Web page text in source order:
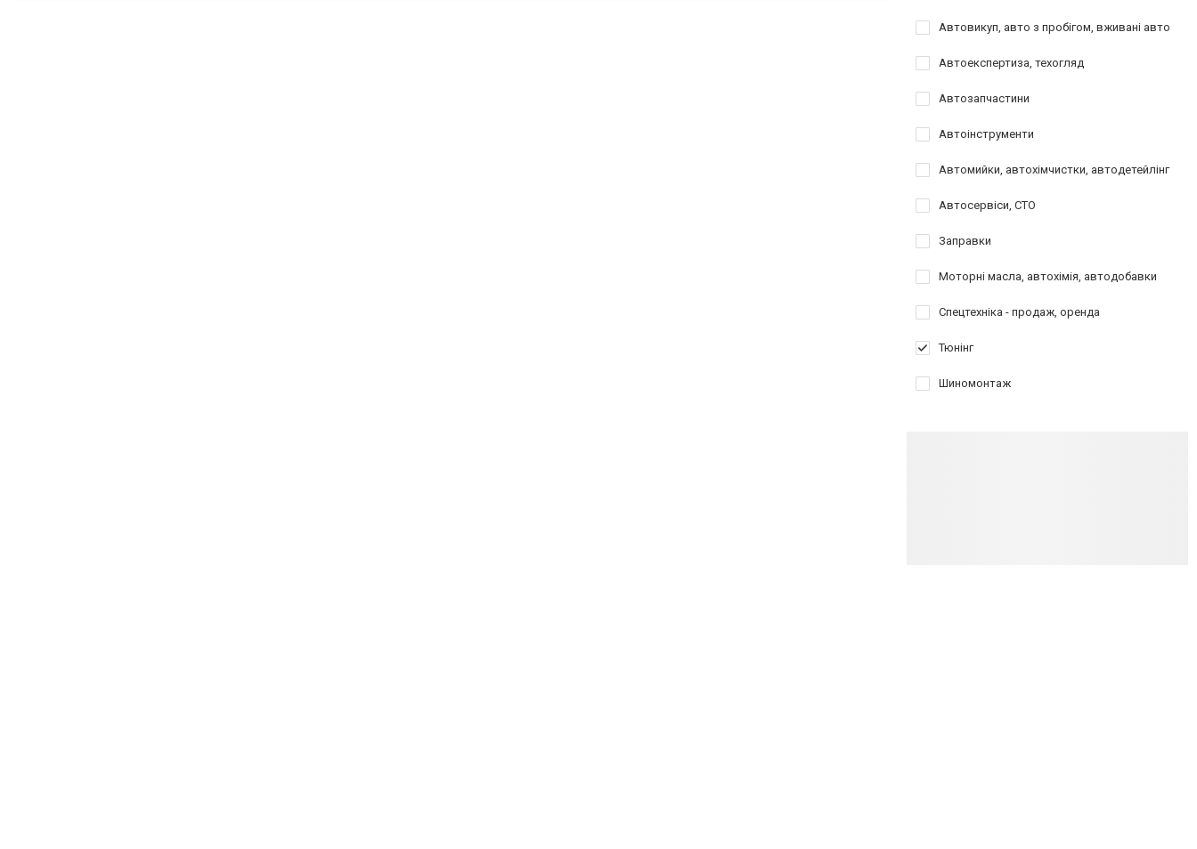
Автовикуп, авто з пробігом, вживані авто
Автоекспертиза, техогляд
Автозапчастини
Автоінструменти
Автомийки, автохімчистки, автодетейлінг
Автосервіси, СТО
Заправки
Моторні масла, автохімія, автодобавки
Спецтехніка - продаж, оренда
Тюнінг
Шиномонтаж